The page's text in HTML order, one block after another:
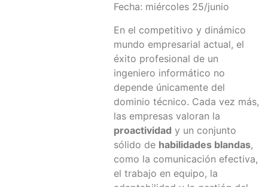
Fecha: miércoles 25/junio
En el competitivo y dinámico
mundo empresarial actual, el
éxito profesional de un
ingeniero informático no
depende únicamente del
dominio técnico. Cada vez más,
las empresas valoran la
proactividad y un conjunto
sólido de habilidades blandas,
como la comunicación efectiva,
el trabajo en equipo, la